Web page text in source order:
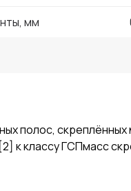
мм
полос,
классу ГСПмасс